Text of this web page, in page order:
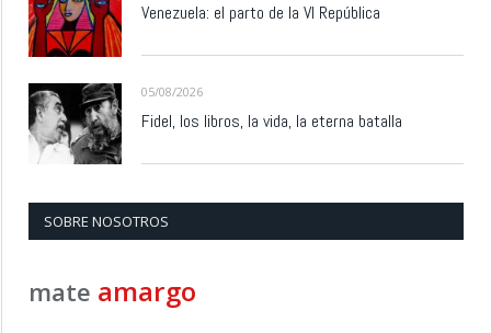
Venezuela: el parto de la VI República
05/08/2026
Fidel, los libros, la vida, la eterna batalla
SOBRE NOSOTROS
mate amargo